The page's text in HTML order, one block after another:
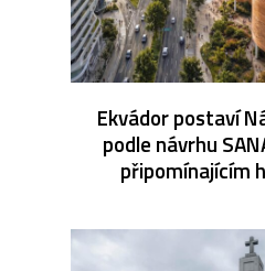
Ekvádor postaví
podle návrhu
připomínajícím